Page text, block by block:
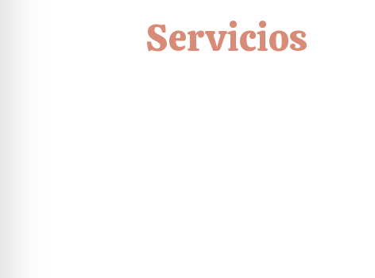
Servicios